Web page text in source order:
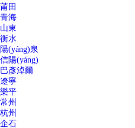
莆田
青海
山東
衡水
陽(yáng)泉
信陽(yáng)
巴彥淖爾
遼寧
樂平
常州
杭州
企石